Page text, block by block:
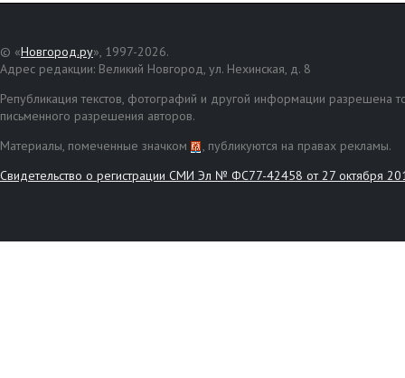
© «Новгород.ру», 1997-2026.
Адрес редакции: Великий Новгород, ул. Нехинская, д. 8
Републикация текстов, фотографий и другой информации разрешена
письменного разрешения авторов.
Материалы, помеченные значком
, публикуются на правах рекламы.
Свидетельство о регистрации СМИ Эл № ФС77-42458 от 27 октября